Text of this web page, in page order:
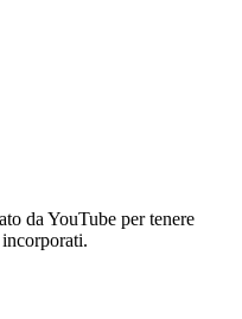
da YouTube per tenere